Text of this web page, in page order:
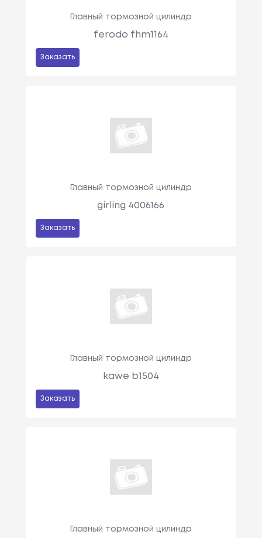
Главный тормозной цилиндр
ferodo fhm1164
Заказать
Главный тормозной цилиндр
girling 4006166
Заказать
Главный тормозной цилиндр
kawe b1504
Заказать
Главный тормозной цилиндр